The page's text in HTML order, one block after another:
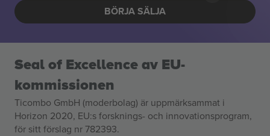
BÖRJA SÄLJA
Seal of Excellence av EU-
kommissionen
Ticombo GmbH (moderbolag) är uppmärksammat i
Horizon 2020, EU:s forsknings- och innovationsprogram,
för sitt förslag nr 782393.